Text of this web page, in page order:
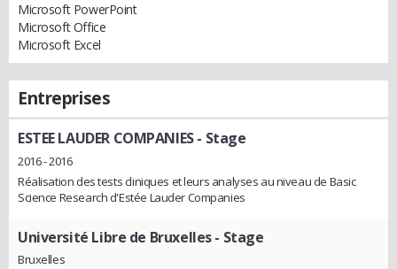
Microsoft PowerPoint
Microsoft Office
Microsoft Excel
Entreprises
ESTEE LAUDER COMPANIES- Stage
2016 - 2016
Réalisation des tests cliniques et leurs analyses au niveau de Basic
Science Research d'Estée Lauder Companies
Université Libre de Bruxelles- Stage
Bruxelles